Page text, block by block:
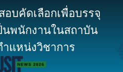
บคัดเลือกเพื่อบรรจุ
นพนักงานในสถาบัน
แหน่งวิชาการ